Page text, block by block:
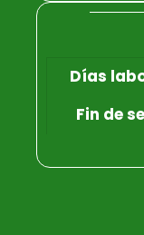
Días
Fin de